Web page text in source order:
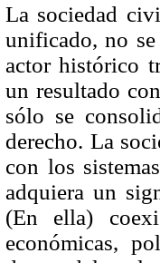
La sociedad
unificado, no
actor histórico
un resultado
sólo se
derecho. La
con los
adquiera un
(En ella)
económicas,